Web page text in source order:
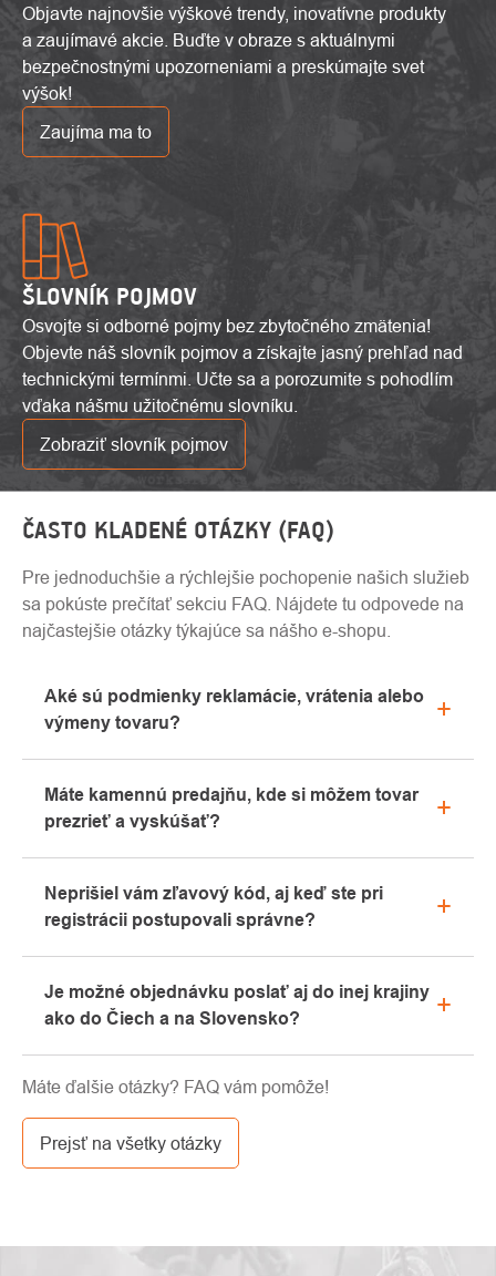
Objavte najnovšie výškové trendy, inovatívne produkty
a zaujímavé akcie. Buďte v obraze s aktuálnymi
bezpečnostnými upozorneniami a preskúmajte svet
výšok!
Zaujíma ma to
ŠLOVNÍK POJMOV
Osvojte si odborné pojmy bez zbytočného zmätenia!
Objevte náš slovník pojmov a získajte jasný prehľad nad
technickými termínmi. Učte sa a porozumite s pohodlím
vďaka nášmu užitočnému slovníku.
Zobraziť slovník pojmov
ČASTO KLADENÉ OTÁZKY (FAQ)
Pre jednoduchšie a rýchlejšie pochopenie našich služieb
sa pokúste prečítať sekciu FAQ. Nájdete tu odpovede na
najčastejšie otázky týkajúce sa nášho e-shopu.
Aké sú podmienky reklamácie, vrátenia alebo
výmeny tovaru?
"Všetko o nákupe" alebo nás kontaktujte e-mailom
alebo telefonicky.
Máte kamennú predajňu, kde si môžem tovar
prezrieť a vyskúšať?
Kolíne. Radi vám tu poradíme s výberom vhodného
vybavenia, ktoré si môžete vyskúšať priamo v
našom showroome.
Neprišiel vám zľavový kód, aj keď ste pri
registrácii postupovali správne?
záložku „hromadné“ alebo „SPAM“, veľmi často tu e-
mail s kódom končí. Ak ste aj napriek tomu svoj
zľavový kód nenašli, kontaktujte nás na
info@pavouci.cz.
Je možné objednávku poslať aj do inej krajiny
ako do Čiech a na Slovensko?
cez GLS. Cena tejto dopravy je podľa kalkulácie od
dopravcu.
Máte ďalšie otázky? FAQ vám pomôže!
Prejsť na všetky otázky